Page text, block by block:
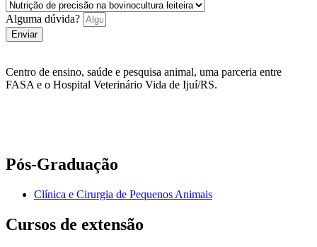
Alguma dúvida?
Enviar
Centro de ensino, saúde e pesquisa animal, uma parceria entre
FASA e o Hospital Veterinário Vida de Ijuí/RS.
Pós-Graduação
Clínica e Cirurgia de Pequenos Animais
Cursos de extensão